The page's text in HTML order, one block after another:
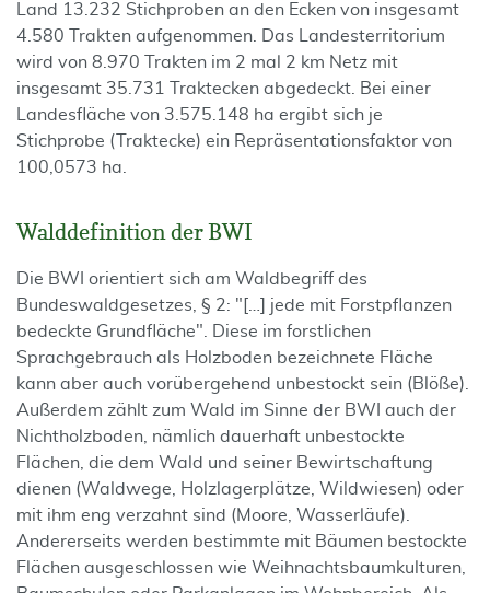
Land 13.232 Stichproben an den Ecken von insgesamt
4.580 Trakten aufgenommen. Das Landesterritorium
wird von 8.970 Trakten im 2 mal 2 km Netz mit
insgesamt 35.731 Traktecken abgedeckt. Bei einer
Landesfläche von 3.575.148 ha ergibt sich je
Stichprobe (Traktecke) ein Repräsentationsfaktor von
100,0573 ha.
Walddefinition der BWI
Die BWI orientiert sich am Waldbegriff des
Bundeswaldgesetzes, § 2: "[…] jede mit Forstpflanzen
bedeckte Grundfläche". Diese im forstlichen
Sprachgebrauch als Holzboden bezeichnete Fläche
kann aber auch vorübergehend unbestockt sein (Blöße).
Außerdem zählt zum Wald im Sinne der BWI auch der
Nichtholzboden, nämlich dauerhaft unbestockte
Flächen, die dem Wald und seiner Bewirtschaftung
dienen (Waldwege, Holzlagerplätze, Wildwiesen) oder
mit ihm eng verzahnt sind (Moore, Wasserläufe).
Andererseits werden bestimmte mit Bäumen bestockte
Flächen ausgeschlossen wie Weihnachtsbaumkulturen,